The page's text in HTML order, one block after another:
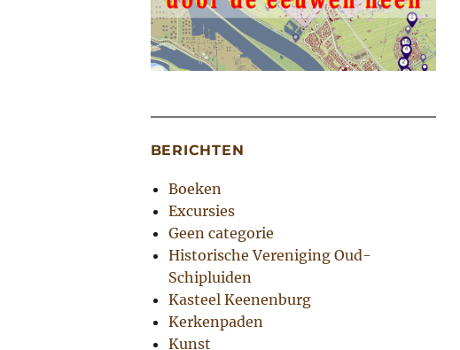
BERICHTEN
Boeken
Excursies
Geen categorie
Historische Vereniging Oud-
Schipluiden
Kasteel Keenenburg
Kerkenpaden
Kunst